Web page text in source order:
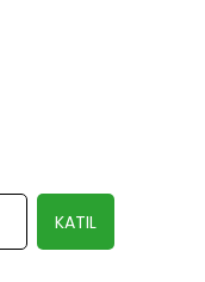
KATIL